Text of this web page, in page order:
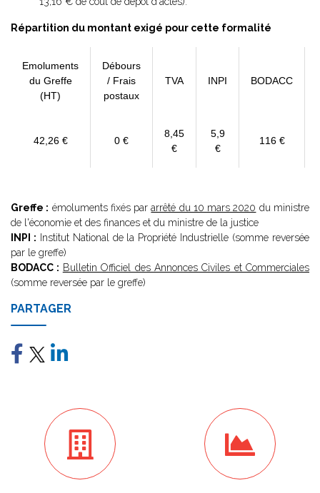
Répartition du montant exigé pour cette formalité
Emoluments
du Greffe
(HT)
Débours
/ Frais
postaux
TVA INPI BODACC
42,26 € 0 €
8,45
€
5,9
€
116 €
Greffe : émoluments fixés pararrêté du 10 mars 2020 du ministre
de l'économie et des finances et du ministre de la justice
INPI : Institut National de la Propriété Industrielle (somme reversée
par le greffe)
BODACC : Bulletin Officiel des Annonces Civiles et Commerciales
(somme reversée par le greffe)
PARTAGER